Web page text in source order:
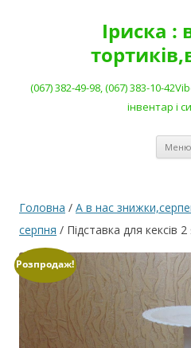
Іриска :
(067) 382-49-98, (067) 383-10-
інвентар і
Меню
Головна / А в нас
серпня / Підставка для кексів 2
Розпродаж!